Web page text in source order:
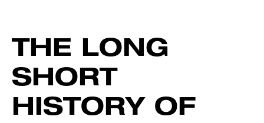
THE LONG
SHORT
HISTORY OF